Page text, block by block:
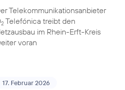
Telekommunikationsanbieter
2Telefónica treibt den
im Rhein-Erft-Kreis
voran
17. Februar 2026